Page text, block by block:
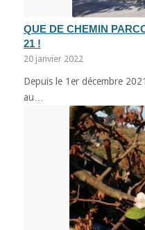
QUE DE CHEMIN
21 !
20 janvier 2022
Depuis le 1er décembre
au…